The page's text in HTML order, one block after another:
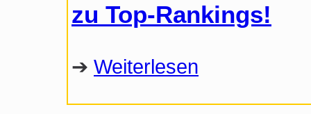
zu Top-Rankings!
➔ Weiterlesen